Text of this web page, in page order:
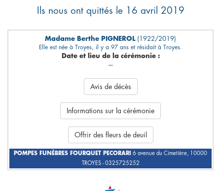
Ils nous ont quittés le 16 avril 2019
Madame Berthe PIGNEROL (1922/2019)
Elle est née à Troyes, il y a 97 ans et résidait à Troyes.
Date et lieu de la cérémonie :
---
Avis de décès
Informations sur la cérémonie
Offrir des fleurs de deuil
POMPES FUNÈBRES FOURQUET PECORARI
6 avenue du Cimetière, 10000
TROYES - 0325725252